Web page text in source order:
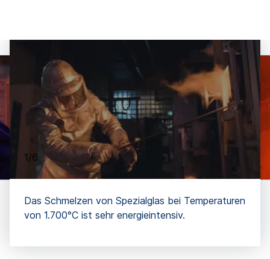
1/6
Das Schmelzen von Spezialglas bei Temperaturen
von 1.700°C ist sehr energieintensiv.